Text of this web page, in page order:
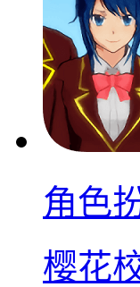
角色
樱花